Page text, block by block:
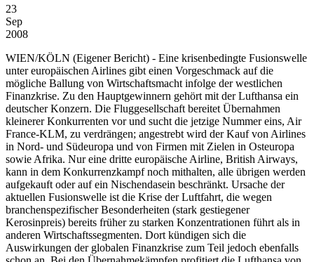
23
Sep
2008
WIEN/KÖLN (Eigener Bericht) - Eine krisenbedingte Fusionswelle
unter europäischen Airlines gibt einen Vorgeschmack auf die
mögliche Ballung von Wirtschaftsmacht infolge der westlichen
Finanzkrise. Zu den Hauptgewinnern gehört mit der Lufthansa ein
deutscher Konzern. Die Fluggesellschaft bereitet Übernahmen
kleinerer Konkurrenten vor und sucht die jetzige Nummer eins, Air
France-KLM, zu verdrängen; angestrebt wird der Kauf von Airlines
in Nord- und Südeuropa und von Firmen mit Zielen in Osteuropa
sowie Afrika. Nur eine dritte europäische Airline, British Airways,
kann in dem Konkurrenzkampf noch mithalten, alle übrigen werden
aufgekauft oder auf ein Nischendasein beschränkt. Ursache der
aktuellen Fusionswelle ist die Krise der Luftfahrt, die wegen
branchenspezifischer Besonderheiten (stark gestiegener
Kerosinpreis) bereits früher zu starken Konzentrationen führt als in
anderen Wirtschaftssegmenten. Dort kündigen sich die
Auswirkungen der globalen Finanzkrise zum Teil jedoch ebenfalls